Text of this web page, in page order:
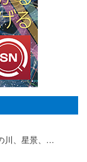
川、星景、…